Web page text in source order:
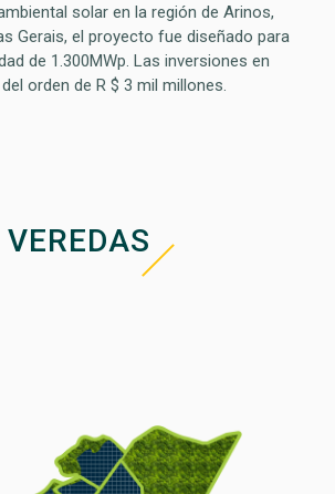
solar en la región de Arinos,
Gerais, el proyecto fue diseñado para
de 1.300MWp. Las inversiones en
orden de R $ 3 mil millones.